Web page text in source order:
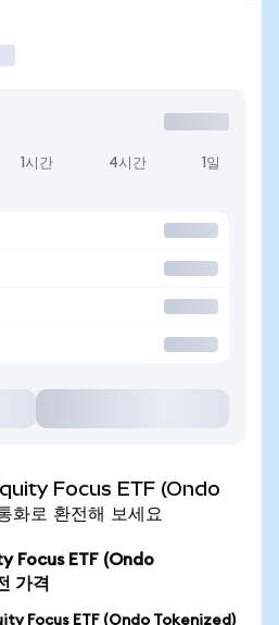
1시간 4시간 1일
Focus ETF (Ondo
로 환전해 보세요
Focus ETF (Ondo
가격
Focus ETF (Ondo Tokenized)